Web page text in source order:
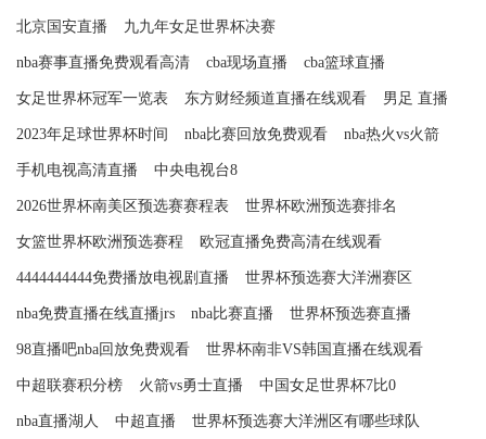
北京国安直播 九九年女足世界杯决赛
nba赛事直播免费观看高清 cba现场直播 cba篮球直播
女足世界杯冠军一览表 东方财经频道直播在线观看 男足 直播
2023年足球世界杯时间 nba比赛回放免费观看 nba热火vs火箭
手机电视高清直播 中央电视台8
2026世界杯南美区预选赛赛程表 世界杯欧洲预选赛排名
女篮世界杯欧洲预选赛程 欧冠直播免费高清在线观看
4444444444免费播放电视剧直播 世界杯预选赛大洋洲赛区
nba免费直播在线直播jrs nba比赛直播 世界杯预选赛直播
98直播吧nba回放免费观看 世界杯南非VS韩国直播在线观看
中超联赛积分榜 火箭vs勇士直播 中国女足世界杯7比0
nba直播湖人 中超直播 世界杯预选赛大洋洲区有哪些球队